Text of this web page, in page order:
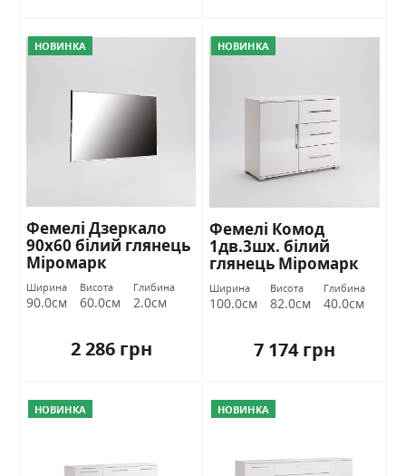
НОВИНКА
Фемелі Дзеркало
90х60 білий глянець
Міромарк
Ширина
90.0см
Висота
60.0см
Глибина
2.0см
2 286 грн
НОВИНКА
Фемелі Комод
1дв.3шх. білий
глянець Міромарк
Ширина
100.0см
Висота
82.0см
Глибина
40.0см
7 174 грн
НОВИНКА НОВИНКА